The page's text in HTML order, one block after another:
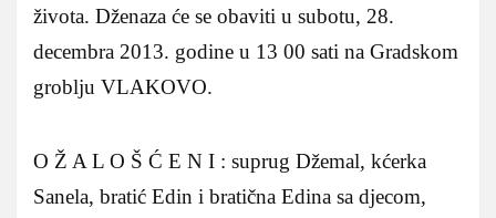
života. Dženaza će se obaviti u subotu, 28.
decembra 2013. godine u 13 00 sati na Gradskom
groblju VLAKOVO.
O Ž A L O Š Ć E N I : suprug Džemal, kćerka
Sanela, bratić Edin i bratična Edina sa djecom,